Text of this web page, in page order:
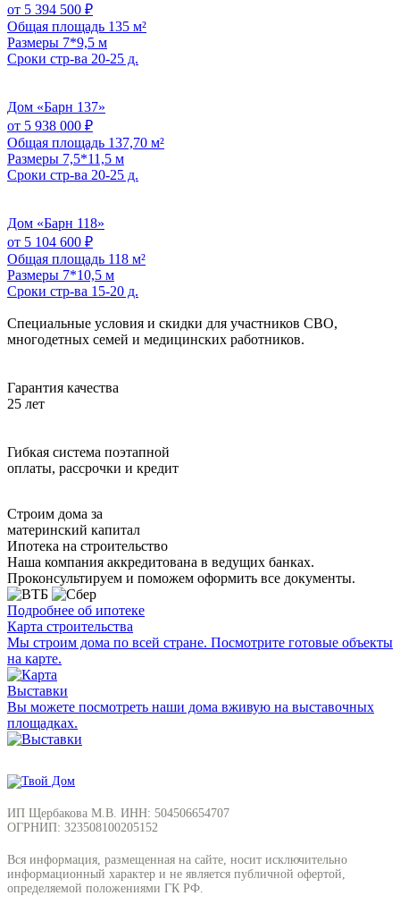
от 5 394 500 ₽
Общая площадь 135 м²
Размеры 7*9,5 м
Сроки стр-ва 20-25 д.
Дом «Барн 137»
от 5 938 000 ₽
Общая площадь 137,70 м²
Размеры 7,5*11,5 м
Сроки стр-ва 20-25 д.
Дом «Барн 118»
от 5 104 600 ₽
Общая площадь 118 м²
Размеры 7*10,5 м
Сроки стр-ва 15-20 д.
Специальные условия и скидки для участников СВО,
многодетных семей и медицинских работников.
Гарантия качества
25 лет
Гибкая система поэтапной
оплаты, рассрочки и кредит
Строим дома за
материнский капитал
Ипотека на строительство
Наша компания аккредитована в ведущих банках.
Проконсультируем и поможем оформить все документы.
Подробнее об ипотеке
Карта строительства
Мы строим дома по всей стране. Посмотрите готовые объекты
на карте.
Выставки
Вы можете посмотреть наши дома вживую на выставочных
площадках.
ИП Щербакова М.В. ИНН: 504506654707
ОГРНИП: 323508100205152
Вся информация, размещенная на сайте, носит исключительно
информационный характер и не является публичной офертой,
определяемой положениями ГК РФ.